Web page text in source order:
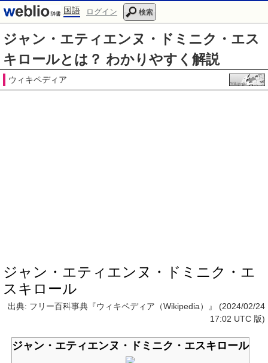
国語 ログイン 検索
ジャン・エティエンヌ・ドミニク・エス
キロールとは？ わかりやすく解説
ウィキペディア
ジャン・エティエンヌ・ドミニク・エ
スキロール
出典: フリー百科事典『ウィキペディア（Wikipedia）』 (2024/02/24
17:02 UTC 版)
ジャン・エティエンヌ・ドミニク・エスキロール